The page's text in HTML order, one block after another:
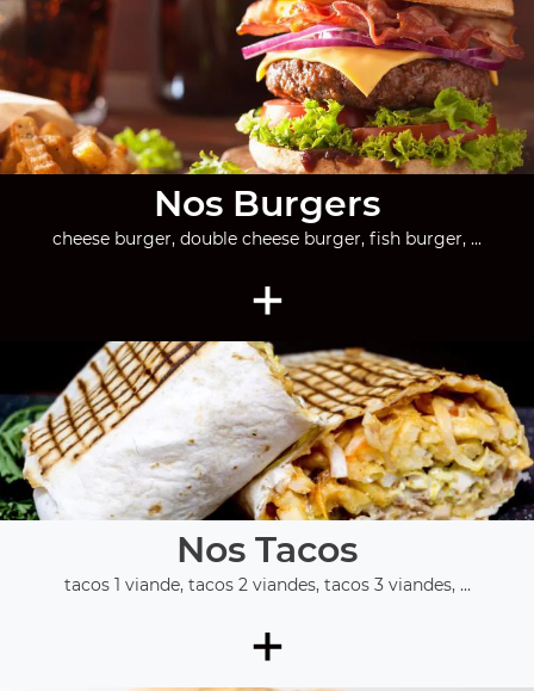
Nos Burgers
cheese burger, double cheese burger, fish burger, ...
+
Nos Tacos
tacos 1 viande, tacos 2 viandes, tacos 3 viandes, ...
+